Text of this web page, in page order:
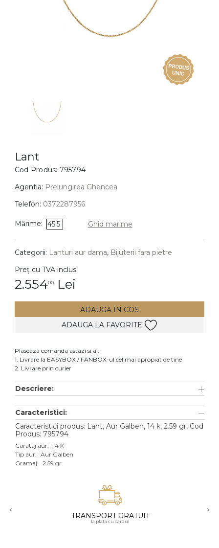
BIJUTERII COPII
Cercei
Bratari
Coliere
Lanturi
Pandantive
DIAMANTE Vezi toate
Cercei
Accesorii
Aur alb
Aur roz
Aur mixt
18K
Lant
Cod Produs: 795794
Agentia: Prelungirea Ghencea
Telefon: 0372287956
Mărime: 45.5 Ghid marime
Categorii: Lanturi aur dama, Bijuterii fara pietre
Preț cu TVA inclus:
2.55400 Lei
ADAUGA IN COS
ADAUGA LA FAVORITE
Plaseaza comanda astazi si ai:
1. Livrare la EASYBOX / FANBOX-ul cel mai apropiat de tine
2. Livrare prin curier
Descriere:
Caracteristici:
Caracteristici produs: Lant, Aur Galben, 14 k, 2.59 gr, Cod
Produs: 795794
Carataj aur: 14 K
Tip aur: Aur Galben
Gramaj: 2.59 gr
‹ TRANSPORT GRATUIT
la plata cu cardul
›